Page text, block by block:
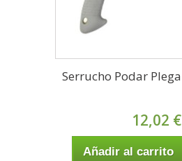
Serrucho Podar
12,02 €
Añadir al carrito